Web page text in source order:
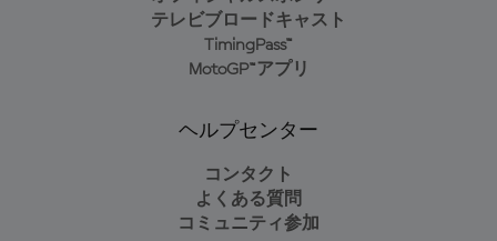
テレビブロードキャスト
TimingPass™
MotoGP™アプリ
ヘルプセンター
コンタクト
よくある質問
コミュニティ参加